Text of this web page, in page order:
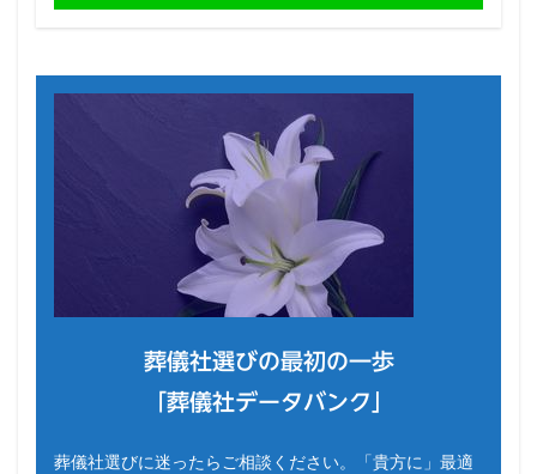
葬儀社選びの最初の一歩
「葬儀社データバンク」
葬儀社選びに迷ったらご相談ください。「貴方に」最適